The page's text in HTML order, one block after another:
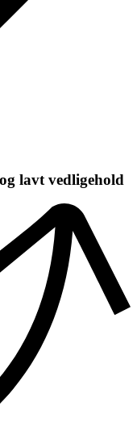
lavt vedligehold